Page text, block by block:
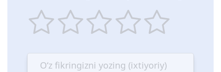
star
stars
—
stars
—
stars
—
stars
—